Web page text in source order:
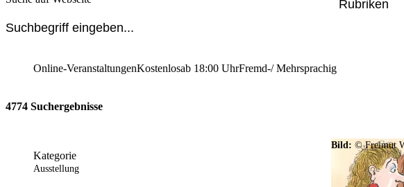
Rubriken
Online-VeranstaltungenKostenlosab 18:00 UhrFremd-/ Mehrsprachig
4774 Suchergebnisse
Kategorie
Ausstellung
Bild:© Freimut